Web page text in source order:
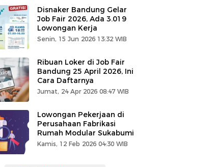
Disnaker Bandung Gelar
Job Fair 2026, Ada 3.019
Lowongan Kerja
Senin, 15 Jun 2026 13:32 WIB
Ribuan Loker di Job Fair
Bandung 25 April 2026, Ini
Cara Daftarnya
Jumat, 24 Apr 2026 08:47 WIB
Lowongan Pekerjaan di
Perusahaan Fabrikasi
Rumah Modular Sukabumi
Kamis, 12 Feb 2026 04:30 WIB